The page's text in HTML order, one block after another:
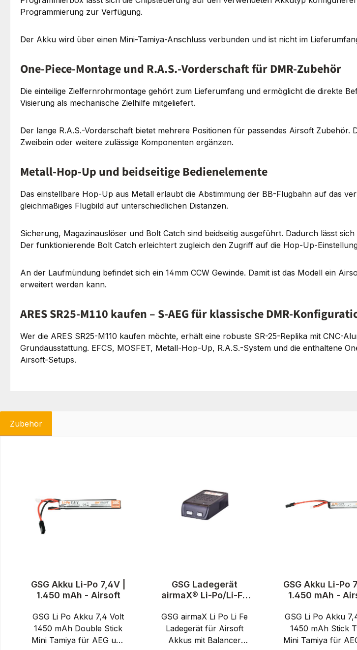
Programmierung zur Verfügung.
Der Akku wird über einen Mini-Tamiya-Anschluss verbunden und ist nicht im
One-Piece-Montage und R.A.S.-Vorderschaft für DMR-Zubehör
Die einteilige Zielfernrohrmontage gehört zum Lieferumfang und ermöglicht die direkte
Visierung als mechanische Zielhilfe mitgeliefert.
Der lange R.A.S.-Vorderschaft bietet mehrere Positionen für passendes Airsoft Zubehör.
Zweibein oder weitere zulässige Komponenten ergänzen.
Metall-Hop-Up und beidseitige Bedienelemente
Das einstellbare Hop-Up aus Metall erlaubt die Abstimmung der BB-Flugbahn auf das
gleichmäßiges Flugbild auf unterschiedlichen Distanzen.
Sicherung, Magazinauslöser und Bolt Catch sind beidseitig ausgeführt. Dadurch lässt
Der funktionierende Bolt Catch erleichtert zugleich den Zugriff auf die Hop-Up-
An der Laufmündung befindet sich ein 14mm CCW Gewinde. Damit ist das Modell ein
erweitert werden kann.
ARES SR25-M110 kaufen – S-AEG für klassische DMR-
Wer die ARES SR25-M110 kaufen möchte, erhält eine robuste SR-25-Replika mit CNC-
Grundausstattung. EFCS, MOSFET, Metall-Hop-Up, R.A.S.-System und die enthaltene
Airsoft-Setups.
Zubehör
GSG Akku Li-Po 7,4V |
1.450 mAh - Airsoft
GSG Li Po Akku 7,4 Volt
1450 mAh Double Stick
Mini Tamiya für AEG und
GSG Ladegerät
airmaX® Li-Po/Li-Fe
GSG airmaX Li Po Li Fe
Ladegerät für Airsoft
Akkus mit Balancer
GSG Akku Li-Po
1.450 mAh -
GSG Li Po Akku
1450 mAh Stick
Mini Tamiya für